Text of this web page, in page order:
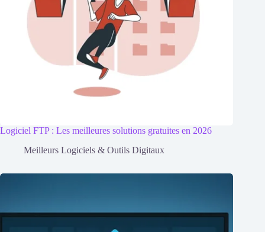
Logiciel FTP : Les meilleures solutions gratuites en 2026
Meilleurs Logiciels & Outils Digitaux